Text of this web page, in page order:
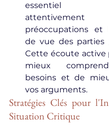
essentiel
préoccupations et
de vue des parties
Cette écoute active
mieux
besoins et de
vos arguments.
Stratégies Clés pour
Situation Critique